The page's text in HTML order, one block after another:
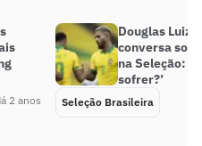
2 anos
Douglas Luiz
conversa
na Seleção:
sofrer?’
Seleção Brasileira